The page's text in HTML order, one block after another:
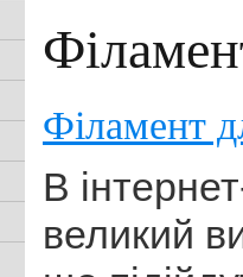
Філамент
В
великий